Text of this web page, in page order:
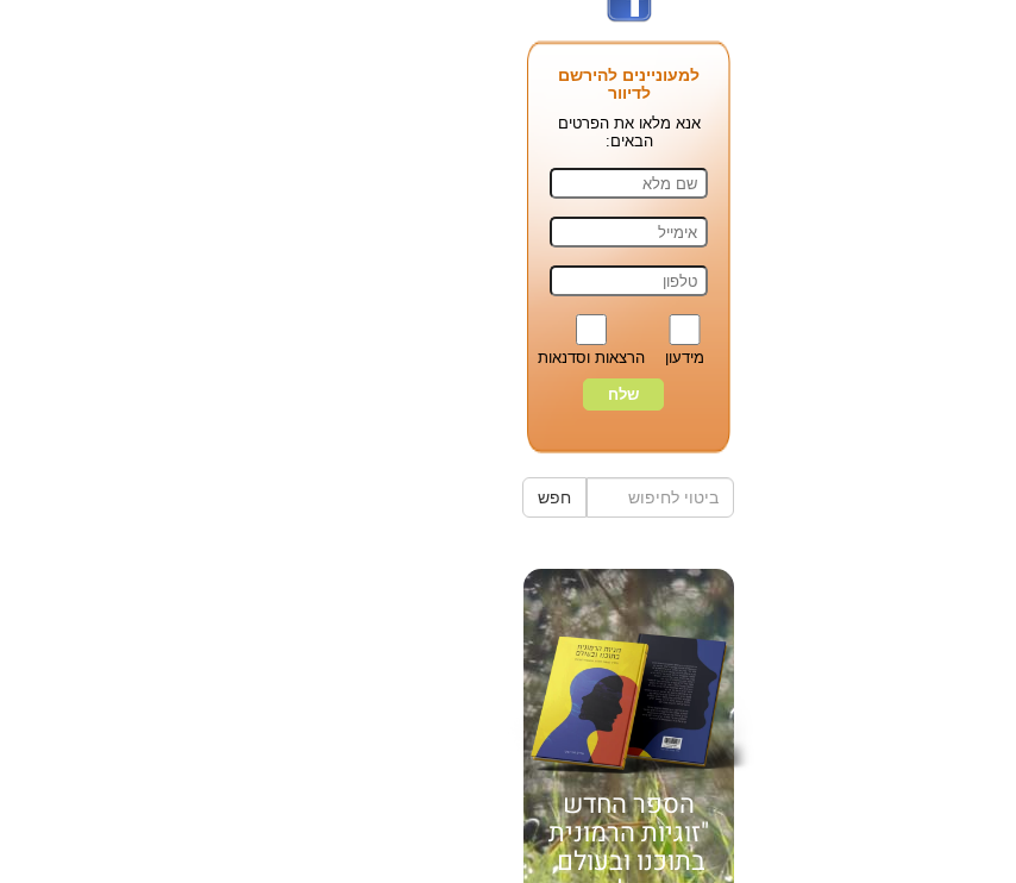
למעוניינים להירשם
לדיוור
אנא מלאו את הפרטים
הבאים:
מידעון הרצאות וסדנאות
חפש
הספר החדש
"זוגיות הרמונית
בתוכנו ובעולם,